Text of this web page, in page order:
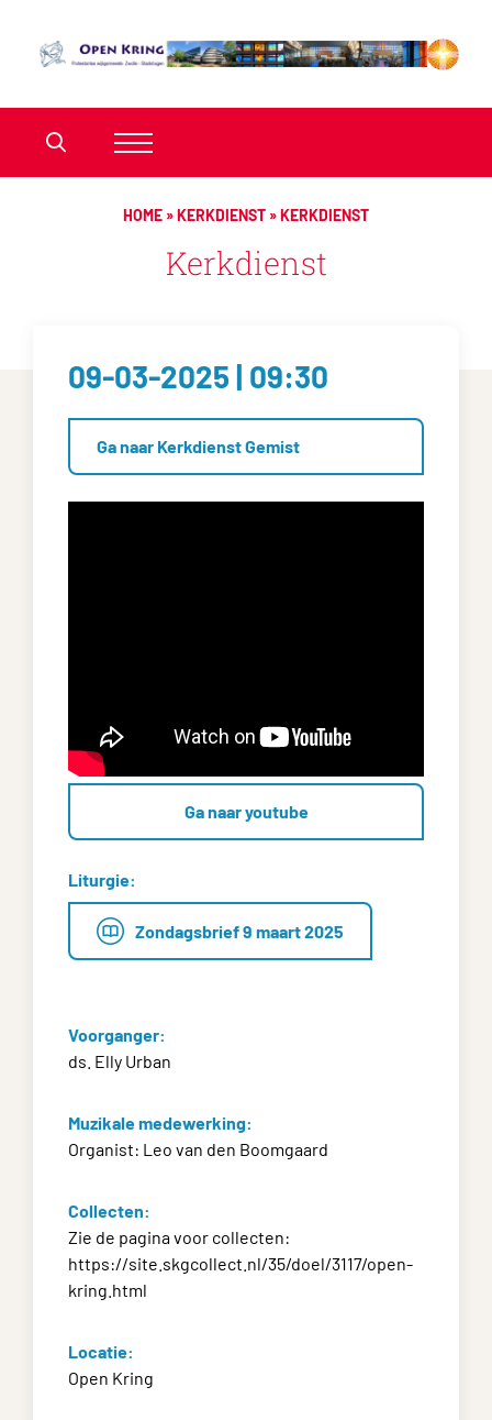
HOME »KERKDIENST »KERKDIENST
Kerkdienst
09-03-2025 | 09:30
Ga naar Kerkdienst Gemist
Ga naar youtube
Liturgie:
Zondagsbrief 9 maart 2025
Voorganger:
ds. Elly Urban
Muzikale medewerking:
Organist: Leo van den Boomgaard
Collecten:
Zie de pagina voor collecten:
https://site.skgcollect.nl/35/doel/3117/open-
kring.html
Locatie:
Open Kring